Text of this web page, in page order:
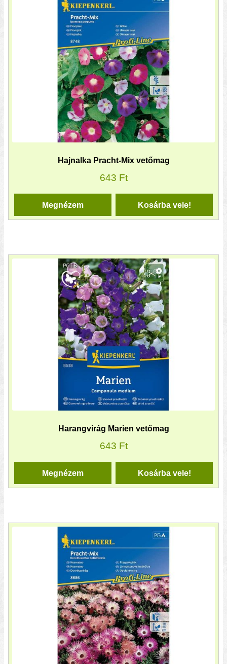
Hajnalka Pracht-Mix vetőmag
643 Ft
Kosárba vele!
Megnézem
Harangvirág Marien vetőmag
643 Ft
Kosárba vele!
Megnézem